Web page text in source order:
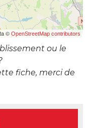
© OpenStreetMap contributors
ou le
fiche, merci de